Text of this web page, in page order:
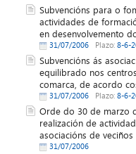
Subvencións para o
actividades de
en desenvolvemento
31/07/2006 Plazo: 8-6-
Subvencións ás
equilibrado nos
comarca, de acordo
31/07/2006 Plazo: 8-6-
Orde do 30 de marzo
realización de
asociacións de veciños
31/07/2006